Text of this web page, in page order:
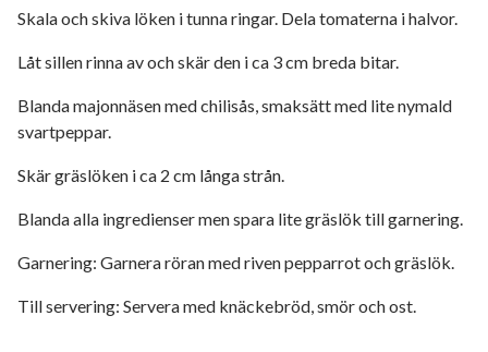
Skala och skiva löken i tunna ringar. Dela tomaterna i halvor.
Låt sillen rinna av och skär den i ca 3 cm breda bitar.
Blanda majonnäsen med chilisås, smaksätt med lite nymald
svartpeppar.
Skär gräslöken i ca 2 cm långa strån.
Blanda alla ingredienser men spara lite gräslök till garnering.
Garnering: Garnera röran med riven pepparrot och gräslök.
Till servering: Servera med knäckebröd, smör och ost.